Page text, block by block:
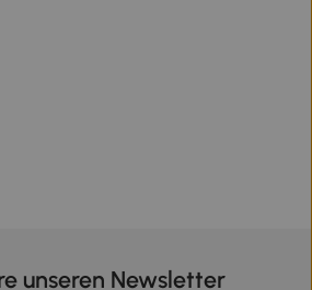
unseren Newsletter